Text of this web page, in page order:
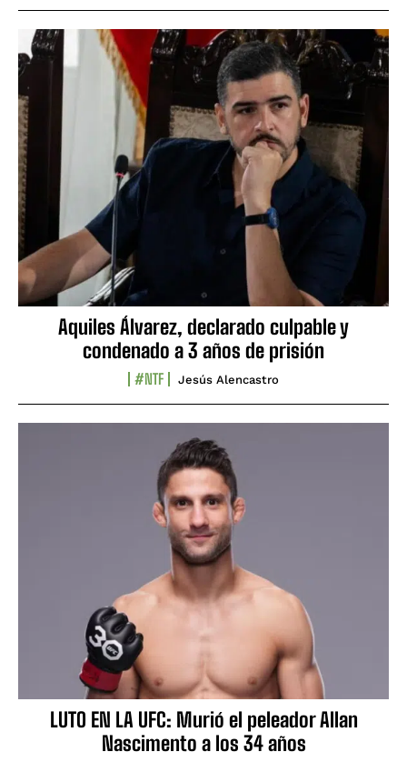
Aquiles Álvarez, declarado culpable y
condenado a 3 años de prisión
#NTF Jesús Alencastro
LUTO EN LA UFC: Murió el peleador Allan
Nascimento a los 34 años